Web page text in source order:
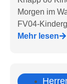
Morgen im
FV04-
Mehr lesen